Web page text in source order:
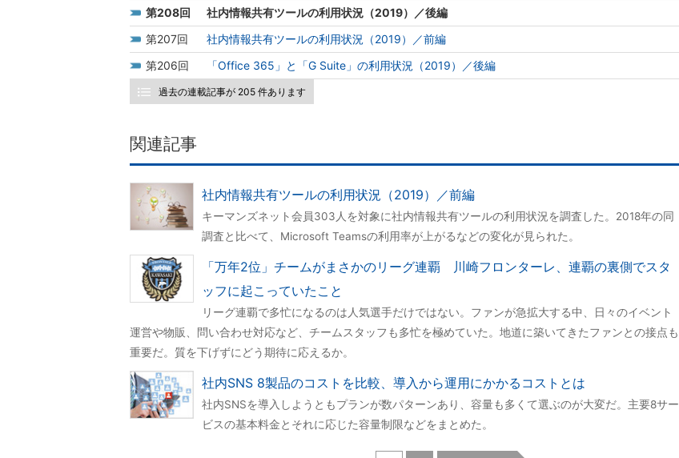
208
社内情報共有ツールの利用状況（2019）／後編
207
社内情報共有ツールの利用状況（2019）／前編
206
「Office 365」と「G Suite」の利用状況（2019）／後編
過去の連載記事が 205 件あります
関連記事
社内情報共有ツールの利用状況（2019）／前編
キーマンズネット会員303人を対象に社内情報共有ツールの利用状況を調査した。2018年の同
調査と比べて、Microsoft Teamsの利用率が上がるなどの変化が見られた。
「万年2位」チームがまさかのリーグ連覇 川崎フロンターレ、連覇の裏側でスタ
ッフに起こっていたこと
リーグ連覇で多忙になるのは人気選手だけではない。ファンが急拡大する中、日々のイベント
運営や物販、問い合わせ対応など、チームスタッフも多忙を極めていた。地道に築いてきたファンとの接点も
重要だ。質を下げずにどう期待に応えるか。
社内SNS 8製品のコストを比較、導入から運用にかかるコストとは
社内SNSを導入しようともプランが数パターンあり、容量も多くて選ぶのが大変だ。主要8サー
ビスの基本料金とそれに応じた容量制限などをまとめた。